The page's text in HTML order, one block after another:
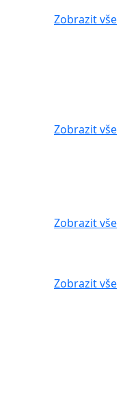
Zobrazit vše
Zobrazit vše
Zobrazit vše
Zobrazit vše